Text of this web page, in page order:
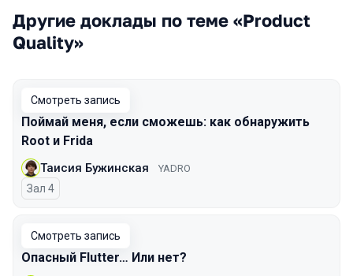
Другие доклады по теме «Product
Quality»
Смотреть запись
Поймай меня, если сможешь: как обнаружить
Root и Frida
Таисия Бужинская YADRO
Зал 4
Смотреть запись
Опасный Flutter… Или нет?